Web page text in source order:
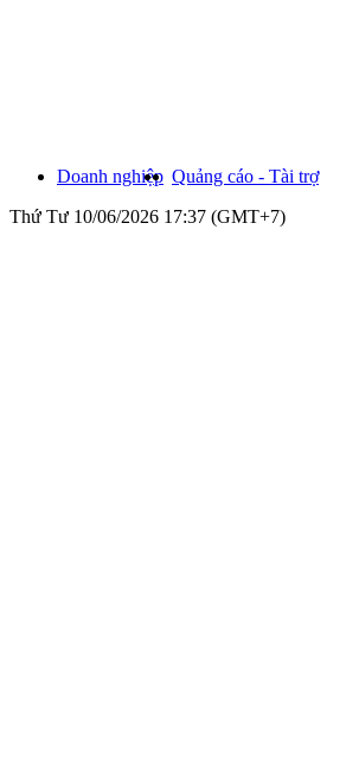
Doanh nghiệp Quảng cáo - Tài trợ
Thứ Tư 10/06/2026 17:37 (GMT+7)